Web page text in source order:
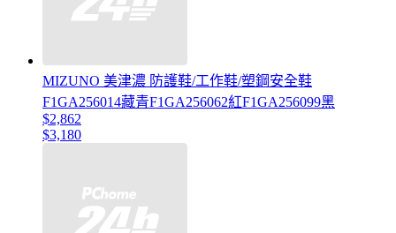
MIZUNO 美津濃 防護鞋/工作鞋/塑鋼安全鞋
F1GA256014藏青F1GA256062紅F1GA256099黑
$2,862
$3,180